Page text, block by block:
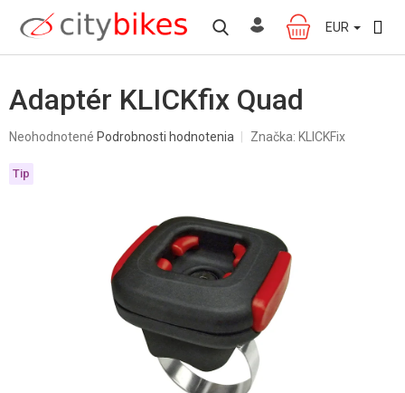
obsah
NÁKUPNÝ
KOŠÍK
EUR
Adaptér KLICKfix Quad
Priemerné
produktu
je
Neohodnotené Podrobnosti hodnotenia Značka: KLICKFix
Tip